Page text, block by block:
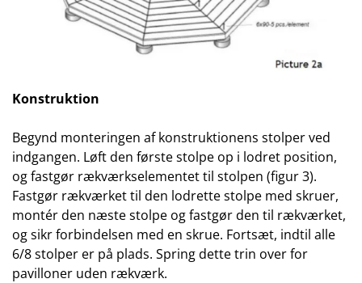
Konstruktion
Begynd monteringen af konstruktionens stolper ved
indgangen. Løft den første stolpe op i lodret position,
og fastgør rækværkselementet til stolpen (figur 3).
Fastgør rækværket til den lodrette stolpe med skruer,
montér den næste stolpe og fastgør den til rækværket,
og sikr forbindelsen med en skrue. Fortsæt, indtil alle
6/8 stolper er på plads. Spring dette trin over for
pavilloner uden rækværk.